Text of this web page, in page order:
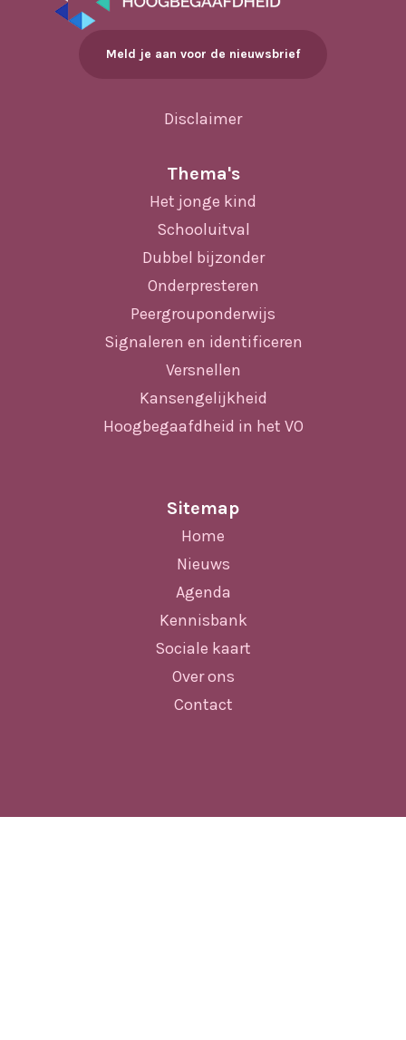
Meld je aan voor de nieuwsbrief
Disclaimer
Thema's
Het jonge kind
Schooluitval
Dubbel bijzonder
Onderpresteren
Peergrouponderwijs
Signaleren en identificeren
Versnellen
Kansengelijkheid
Hoogbegaafdheid in het VO
Sitemap
Home
Nieuws
Agenda
Kennisbank
Sociale kaart
Over ons
Contact